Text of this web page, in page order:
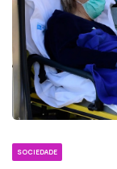
SOCIEDADE